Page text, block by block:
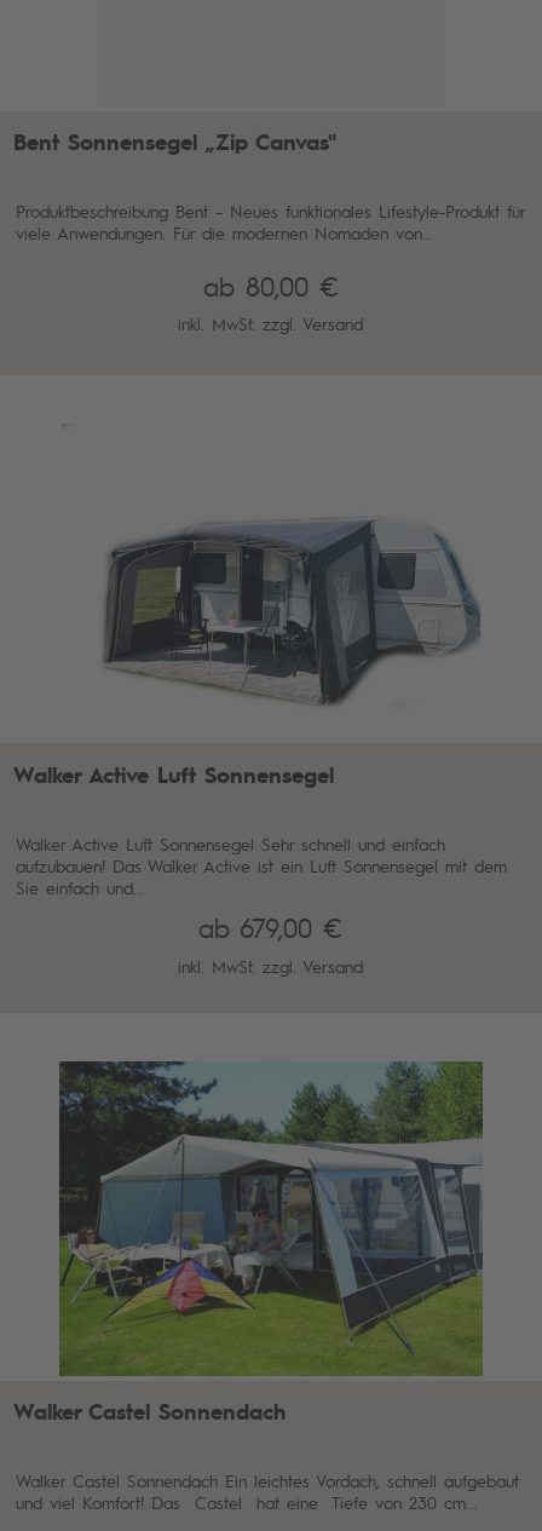
Bent Sonnensegel „Zip Canvas"
Produktbeschreibung Bent – Neues funktionales Lifestyle-Produkt für
viele Anwendungen. Für die modernen Nomaden von...
ab 80,00 €
inkl. MwSt. zzgl. Versand
Walker Active Luft Sonnensegel
Walker Active Luft Sonnensegel Sehr schnell und einfach
aufzubauen! Das Walker Active ist ein Luft Sonnensegel mit dem
Sie einfach und...
ab 679,00 €
inkl. MwSt. zzgl. Versand
Walker Castel Sonnendach
Walker Castel Sonnendach Ein leichtes Vordach, schnell aufgebaut
und viel Komfort! Das Castel hat eine Tiefe von 230 cm...